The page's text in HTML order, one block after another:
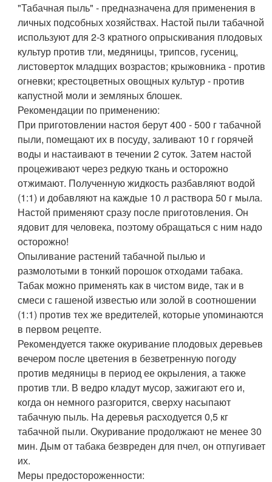
"Табачная пыль" - предназначена для применения в
личных подсобных хозяйствах. Настой пыли табачной
используют для 2-3 кратного опрыскивания плодовых
культур против тли, медяницы, трипсов, гусениц,
листоверток младщих возрастов; крыжовника - против
огневки; крестоцветных овощных культур - против
капустной моли и земляных блошек.
Рекомендации по применению:
При приготовлении настоя берут 400 - 500 г табачной
пыли, помещают их в посуду, заливают 10 г горячей
воды и настаивают в течении 2 суток. Затем настой
процеживают через редкую ткань и осторожно
отжимают. Полученную жидкость разбавляют водой
(1:1) и добавляют на каждые 10 л раствора 50 г мыла.
Настой применяют сразу после приготовления. Он
ядовит для человека, поэтому обращаться с ним надо
осторожно!
Опыливание растений табачной пылью и
размолотыми в тонкий порошок отходами табака.
Табак можно применять как в чистом виде, так и в
смеси с гашеной известью или золой в соотношении
(1:1) против тех же вредителей, которые упоминаются
в первом рецепте.
Рекомендуется также окуривание плодовых деревьев
вечером после цветения в безветренную погоду
против медяницы в период ее окрыления, а также
против тли. В ведро кладут мусор, зажигают его и,
когда он немного разгорится, сверху насыпают
табачную пыль. На деревья расходуется 0,5 кг
табачной пыли. Окуривание продолжают не менее 30
мин. Дым от табака безвреден для пчел, он отпугивает
их.
Меры предостороженности: